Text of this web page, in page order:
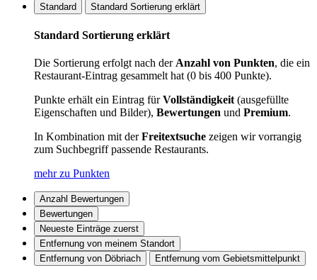
Standard Standard Sortierung erklärt
Standard Sortierung erklärt
Die Sortierung erfolgt nach derAnzahl von Punkten, die ein
Restaurant-Eintrag gesammelt hat (0 bis 400 Punkte).
Punkte erhält ein Eintrag fürVollständigkeit(ausgefüllte
Eigenschaften und Bilder), Bewertungen und Premium.
In Kombination mit derFreitextsuche zeigen wir vorrangig
zum Suchbegriff passende Restaurants.
mehr zu Punkten
Anzahl Bewertungen
Bewertungen
Neueste Einträge zuerst
Entfernung von meinem Standort
Entfernung von Döbriach
Entfernung vom Gebietsmittelpunkt